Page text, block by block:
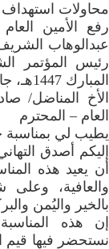
محاولات استهداف
رفع الأمين
عبدالوهاب
رئيس المؤتمر
المبارك 1447هـ، جاء فيها:
الأخ المناضل/
العام – المحترم
إليكم أصدق
أن يعيد هذه
والعافية، وعلى
بالخير واليُمن
إن هذه
نستحضر فيها قيم